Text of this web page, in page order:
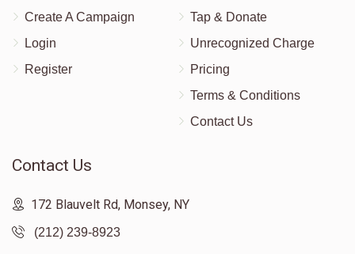
Create A Campaign
Login
Register
Tap & Donate
Unrecognized Charge
Pricing
Terms & Conditions
Contact Us
Contact Us
172 Blauvelt Rd, Monsey, NY
(212) 239-8923